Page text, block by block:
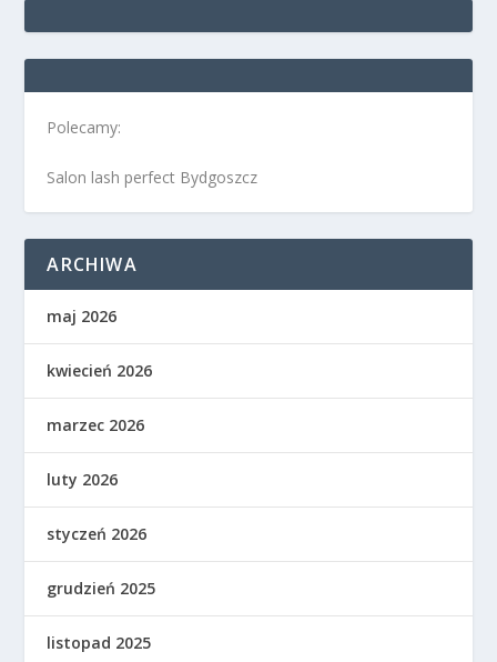
Polecamy:
Salon lash perfect Bydgoszcz
ARCHIWA
maj 2026
kwiecień 2026
marzec 2026
luty 2026
styczeń 2026
grudzień 2025
listopad 2025